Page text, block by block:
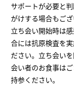
サポートが必要と
がけする場合もござ
立ち会い開始時は
合には抗原検査を
ださい。立ち会い
会い者のお食事は
持参ください。